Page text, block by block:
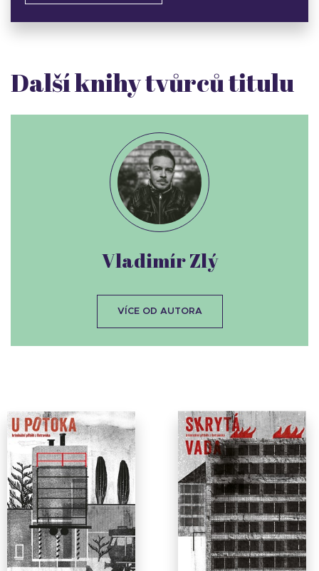
Další knihy tvůrců titulu
Vladimír Zlý
VÍCE OD AUTORA